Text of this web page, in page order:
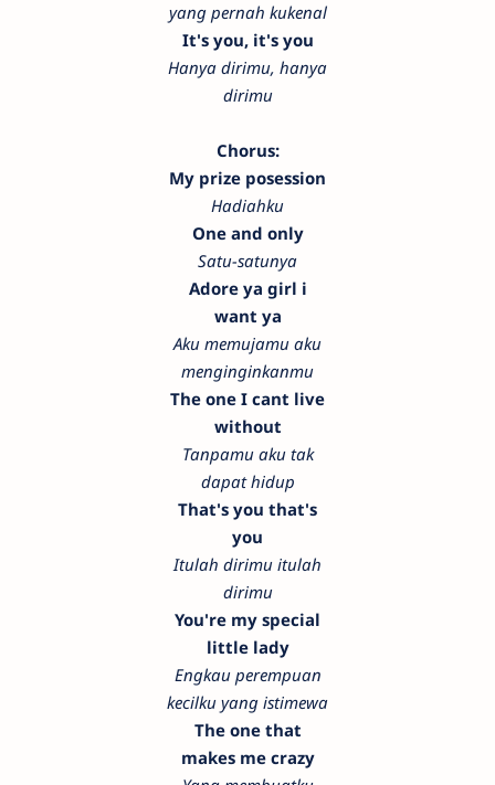
yang pernah kukenal
It's you, it's you
Hanya dirimu, hanya
dirimu
Chorus:
My prize posession
Hadiahku
One and only
Satu-satunya
Adore ya girl i
want ya
Aku memujamu aku
menginginkanmu
The one I cant live
without
Tanpamu aku tak
dapat hidup
That's you that's
you
Itulah dirimu itulah
dirimu
You're my special
little lady
Engkau perempuan
kecilku yang istimewa
The one that
makes me crazy